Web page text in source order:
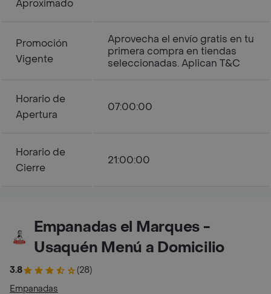
Aproximado
Promoción
Vigente
Aprovecha el envío gratis en tu
primera compra en tiendas
seleccionadas. Aplican T&C
Horario de
Apertura
07:00:00
Horario de
Cierre
21:00:00
Empanadas el Marques -
Usaquén Menú a Domicilio
3.8
(28)
Empanadas